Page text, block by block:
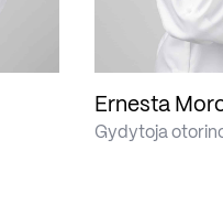
Ernesta
Gydytoja